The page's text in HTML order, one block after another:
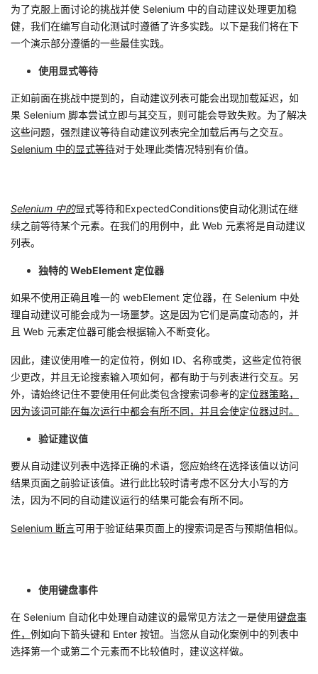
为了克服上面讨论的挑战并使 Selenium 中的自动建议处理更加稳
健，我们在编写自动化测试时遵循了许多实践。以下是我们将在下
一个演示部分遵循的一些最佳实践。
使用显式等待
正如前面在挑战中提到的，自动建议列表可能会出现加载延迟，如
果 Selenium 脚本尝试立即与其交互，则可能会导致失败。为了解决
这些问题，强烈建议等待自动建议列表完全加载后再与之交互。
Selenium 中的显式等待对于处理此类情况特别有价值。
Selenium 中的显式等待和ExpectedConditions使自动化测试在继
续之前等待某个元素。在我们的用例中，此 Web 元素将是自动建议
列表。
独特的 WebElement 定位器
如果不使用正确且唯一的 webElement 定位器，在 Selenium 中处
理自动建议可能会成为一场噩梦。这是因为它们是高度动态的，并
且 Web 元素定位器可能会根据输入不断变化。
因此，建议使用唯一的定位符，例如 ID、名称或类，这些定位符很
少更改，并且无论搜索输入项如何，都有助于与列表进行交互。另
外，请始终记住不要使用任何此类包含搜索词参考的定位器策略，
因为该词可能在每次运行中都会有所不同，并且会使定位器过时。
验证建议值
要从自动建议列表中选择正确的术语，您应始终在选择该值以访问
结果页面之前验证该值。进行此比较时请考虑不区分大小写的方
法，因为不同的自动建议运行的结果可能会有所不同。
Selenium 断言可用于验证结果页面上的搜索词是否与预期值相似。
使用键盘事件
在 Selenium 自动化中处理自动建议的最常见方法之一是使用键盘事
件， 例如向下箭头键和 Enter 按钮。当您从自动化案例中的列表中
选择第一个或第二个元素而不比较值时，建议这样做。